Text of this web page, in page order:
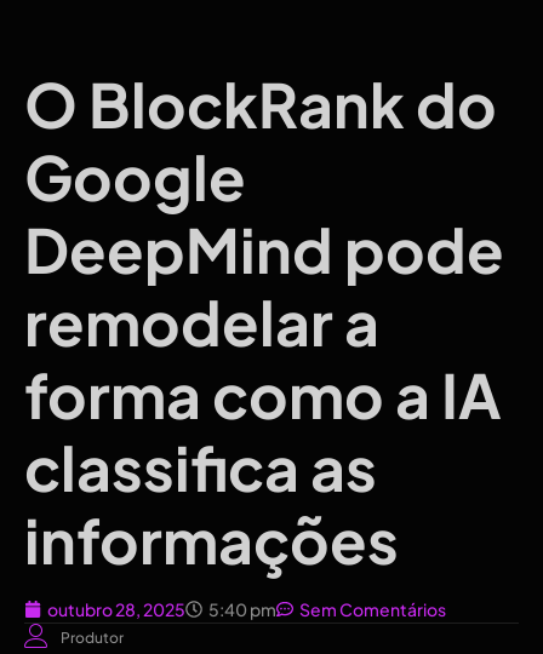
O BlockRank do
Google
DeepMind pode
remodelar a
forma como a IA
classifica as
informações
outubro 28, 2025 5:40 pm Sem Comentários
Produtor